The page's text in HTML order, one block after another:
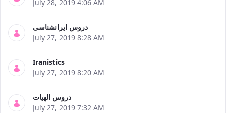
July 28, 2019 4:06 AM
دروس ایرانشناسی
July 27, 2019 8:28 AM
Iranistics
July 27, 2019 8:20 AM
دروس الهیات
July 27, 2019 7:32 AM